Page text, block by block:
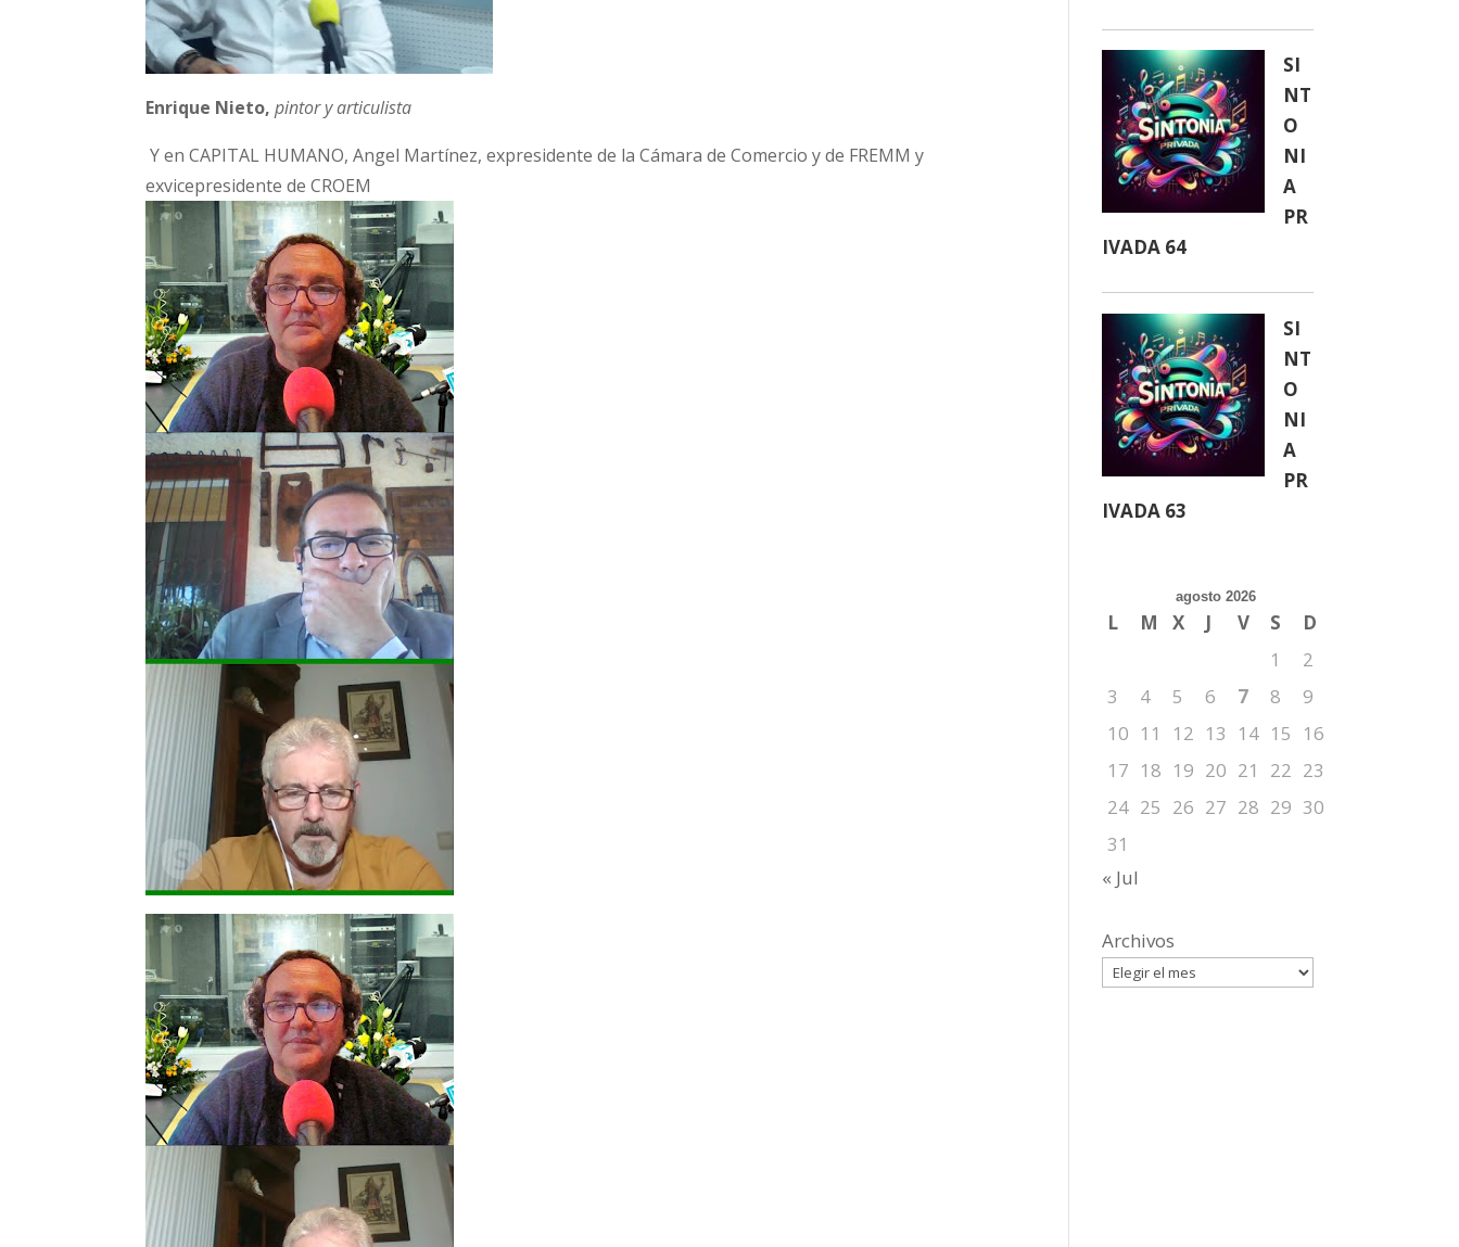
Enrique Nieto,pintor y articulista
Y en CAPITAL HUMANO, Angel Martínez, expresidente de la Cámara de Comercio y de FREMM y
exvicepresidente de CROEM
SI
NT
O
NI
A
PR
IVADA 64
SI
NT
O
NI
A
PR
IVADA 63
agosto 2026
L M X J V S
D
1
2
3
4 5 6 7 8
9
10 11 12 13 14 15
16
17 18 19 20 21 22 23
24 25 26 27 28 29 30
31
« Jul
Archivos